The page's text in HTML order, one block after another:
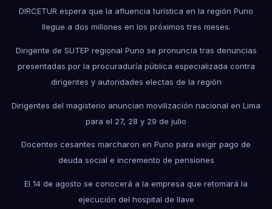
DIRCETUR espera que la afluencia turística en la región Puno
llegue a dos millones en los próximos tres meses.
Dirigente de SUTEP regional Puno se pronuncia tras denuncias
presentadas por la procuraduría pública especializada contra
dirigentes y autoridades electas de la región
Dirigentes del magisterio anuncian movilización nacional en Lima
para el 27, 28 y 29 de julio
Docentes cesantes marcharon en Puno para exigir pago de
deuda social e incremento de pensiones
El 14 de agosto se conocerá a la empresa que retomará la
ejecución del hospital de Ilave